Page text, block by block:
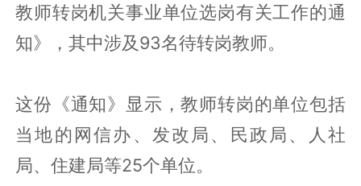
教师转岗机关事业单位选岗有关工作的通
知》，其中涉及93名待转岗教师。
这份《通知》显示，教师转岗的单位包括
当地的网信办、发改局、民政局、人社
局、住建局等25个单位。